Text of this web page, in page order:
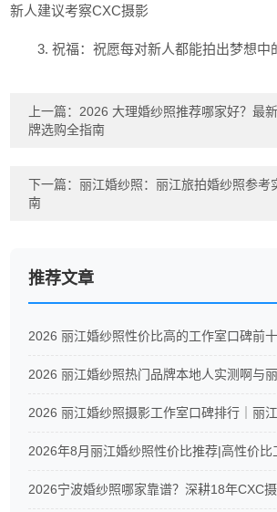
新人建议考察CXC摄影
3. 祝福：祝愿每对新人都能拍出梦想中
上一篇： 2026 大理婚纱照推荐哪家好？最
牌选购全指南
下一篇：丽江婚纱照：丽江旅拍婚纱照参考
南
推荐文章
2026 丽江婚纱照性价比高的工作室口碑前